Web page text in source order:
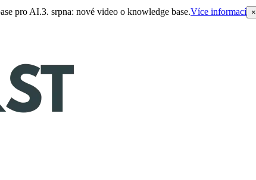
pro AI.3. srpna: nové video o knowledge base.Více informací ×